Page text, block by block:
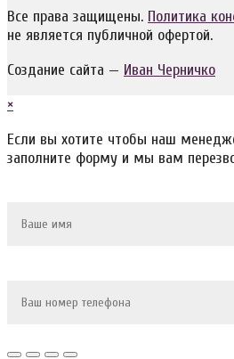
Все права защищены. Политика
не является публичной офертой.
Создание сайта — Иван Черничко
×
Если вы хотите чтобы наш
заполните форму и мы вам